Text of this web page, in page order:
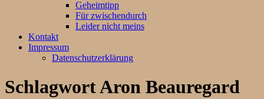
Geheimtipp
Für zwischendurch
Leider nicht meins
Kontakt
Impressum
Datenschutzerklärung
SchlagwortAron Beauregard